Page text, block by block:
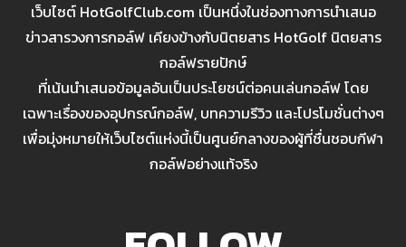
เว็บไซต์ HotGolfClub.com เป็นหนึ่งในช่องทางการนำเสนอ
ข่าวสารวงการกอล์ฟ เคียงข้างกับนิตยสาร HotGolf นิตยสาร
กอล์ฟรายปักษ์
ที่เน้นนำเสนอข้อมูลอันเป็นประโยชน์ต่อคนเล่นกอล์ฟ โดย
เฉพาะเรื่องของอุปกรณ์กอล์ฟ, บทความรีวิว และโปรโมชั่นต่างๆ
เพื่อมุ่งหมายให้เว็บไซต์แห่งนี้เป็นศูนย์กลางของผู้ที่ชื่นชอบกีฬา
กอล์ฟอย่างแท้จริง